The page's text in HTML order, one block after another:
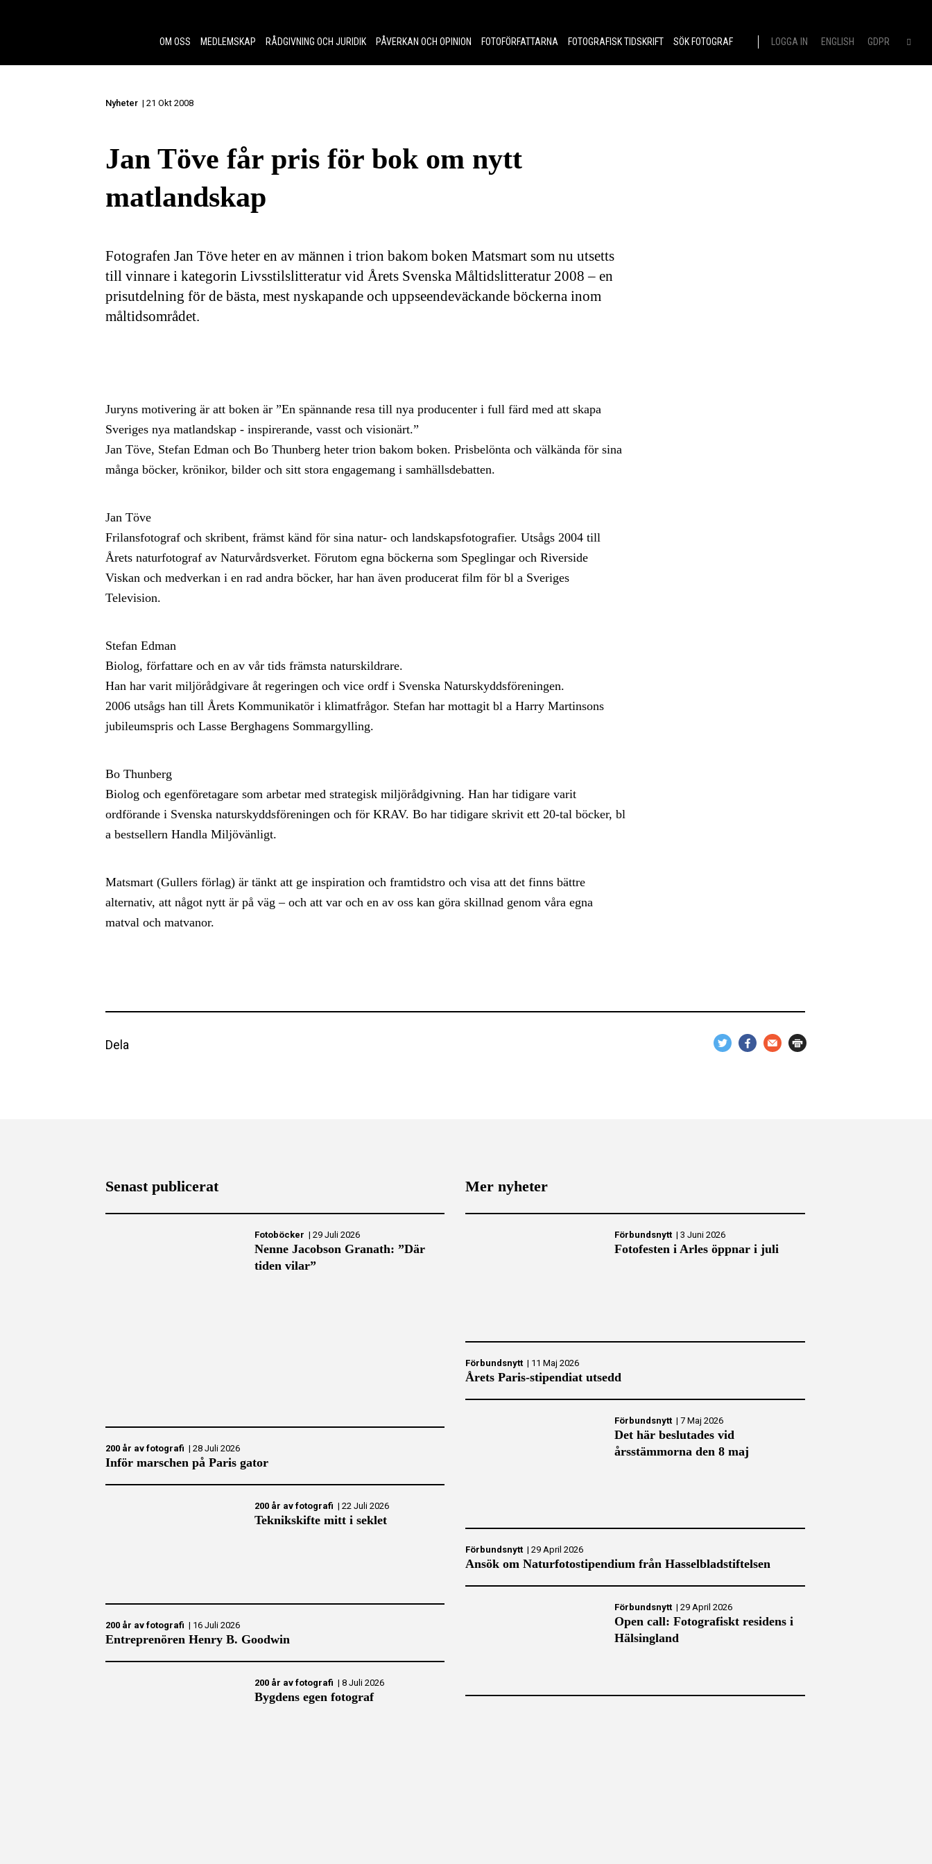
OM OSS
MEDLEMSKAP RÅDGIVNING OCH JURIDIK PÅVERKAN OCH OPINION FOTOFÖRFATTARNA FOTOGRAFISK TIDSKRIFT SÖK FOTOGRAF LOGGA IN ENGLISH GDPR
Nyheter | 21 Okt 2008
Jan Töve får pris för bok om nytt
matlandskap
Fotografen Jan Töve heter en av männen i trion bakom boken Matsmart som nu utsetts
till vinnare i kategorin Livsstilslitteratur vid Årets Svenska Måltidslitteratur 2008 – en
prisutdelning för de bästa, mest nyskapande och uppseendeväckande böckerna inom
måltidsområdet.
Juryns motivering är att boken är ”En spännande resa till nya producenter i full färd med att skapa
Sveriges nya matlandskap - inspirerande, vasst och visionärt.”
Jan Töve, Stefan Edman och Bo Thunberg heter trion bakom boken. Prisbelönta och välkända för sina
många böcker, krönikor, bilder och sitt stora engagemang i samhällsdebatten.
Jan Töve
Frilansfotograf och skribent, främst känd för sina natur- och landskapsfotografier. Utsågs 2004 till
Årets naturfotograf av Naturvårdsverket. Förutom egna böckerna som Speglingar och Riverside
Viskan och medverkan i en rad andra böcker, har han även producerat film för bl a Sveriges
Television.
Stefan Edman
Biolog, författare och en av vår tids främsta naturskildrare.
Han har varit miljörådgivare åt regeringen och vice ordf i Svenska Naturskyddsföreningen.
2006 utsågs han till Årets Kommunikatör i klimatfrågor. Stefan har mottagit bl a Harry Martinsons
jubileumspris och Lasse Berghagens Sommargylling.
Bo Thunberg
Biolog och egenföretagare som arbetar med strategisk miljörådgivning. Han har tidigare varit
ordförande i Svenska naturskyddsföreningen och för KRAV. Bo har tidigare skrivit ett 20-tal böcker, bl
a bestsellern Handla Miljövänligt.
Matsmart (Gullers förlag) är tänkt att ge inspiration och framtidstro och visa att det finns bättre
alternativ, att något nytt är på väg – och att var och en av oss kan göra skillnad genom våra egna
matval och matvanor.
Dela
Senast publicerat
Fotoböcker | 29 Juli 2026
Nenne Jacobson Granath: ”Där
tiden vilar”
200 år av fotografi | 28 Juli 2026
Inför marschen på Paris gator
200 år av fotografi | 22 Juli 2026
Teknikskifte mitt i seklet
200 år av fotografi | 16 Juli 2026
Entreprenören Henry B. Goodwin
200 år av fotografi | 8 Juli 2026
Bygdens egen fotograf
Mer nyheter
Förbundsnytt | 3 Juni 2026
Fotofesten i Arles öppnar i juli
Förbundsnytt | 11 Maj 2026
Årets Paris-stipendiat utsedd
Förbundsnytt | 7 Maj 2026
Det här beslutades vid
årsstämmorna den 8 maj
Förbundsnytt | 29 April 2026
Ansök om Naturfotostipendium från Hasselbladstiftelsen
Förbundsnytt | 29 April 2026
Open call: Fotografiskt residens i
Hälsingland